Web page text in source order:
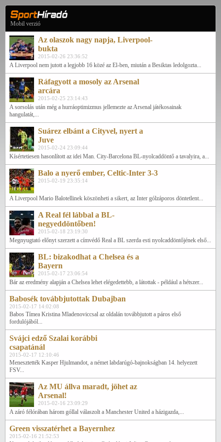
Mobil verzió
Az olaszok nagy napja, Liverpool-
bukta
2015-02-26 23:36:52
A Liverpool nem jutott a legjobb 16 közé az El-ben, miután a Besiktas ledolgozta...
Ráfagyott a mosoly az Arsenal
arcára
2015-02-25 23:14:43
A sorsolás után még a hurráoptimizmus jellemezte az Arsenal játékosainak
hangulatát,...
Suárez elbánt a Cityvel, nyert a
Juve
2015-02-24 23:09:44
Kísértetiesen hasonlított az idei Man. City-Barcelona BL-nyolcaddöntő a tavalyira, a...
Balo a nyerő ember, Celtic-Inter 3-3
2015-02-19 23:35:14
A Liverpool Mario Balotellinek köszönheti a sikert, az Inter gólzáporos döntetlent...
A Real fél lábbal a BL-
negyeddöntőben!
2015-02-18 23:19:30
Megnyugtató előnyt szerzett a címvédő Real a BL szerda esti nyolcaddöntőjének első...
BL: bizakodhat a Chelsea és a
Bayern
2015-02-17 23:06:54
Bár az eredmény alapján a Chelsea lehet elégedettebb, a látottak - például a hétszer...
Babosék továbbjutottak Dubajban
2015-02-17 14:02:08
Babos Tímea Kristina Mladenoviccsal az oldalán továbbjutott a páros első
fordulójából...
Svájci edző Szalai korábbi
csapatánál
2015-02-17 12:10:46
Menesztették Kasper Hjulmandot, a német labdarúgó-bajnokságban 14. helyezett
FSV...
Az MU állva maradt, jöhet az
Arsenal!
2015-02-16 23:09:29
A záró félórában három góllal válaszolt a Manchester United a házigazda,...
Green visszatérhet a Bayernhez
2015-02-16 21:52:53